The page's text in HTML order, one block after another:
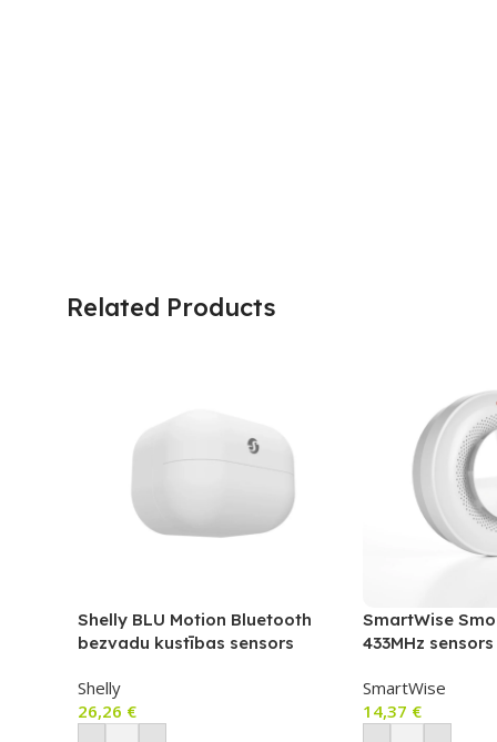
Related Products
Shelly BLU Motion Bluetooth
bezvadu kustības sensors
Shelly
26,26 €
SmartWise
433MHz sensors
SmartWise
14,37 €